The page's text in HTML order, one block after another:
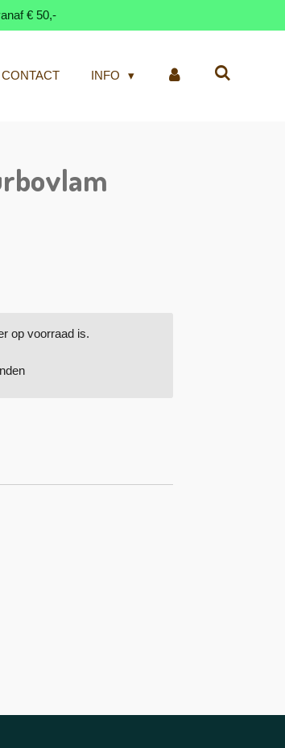
€ 50,-
CONTACT INFO
op voorraad is.